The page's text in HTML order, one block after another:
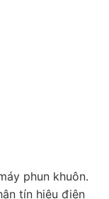
phun khuôn.
tín hiệu điện